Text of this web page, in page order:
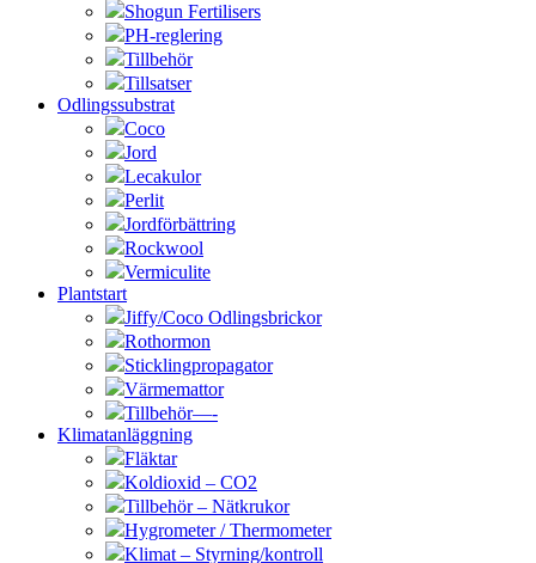
Shogun Fertilisers
PH-reglering
Tillbehör
Tillsatser
Odlingssubstrat
Coco
Jord
Lecakulor
Perlit
Jordförbättring
Rockwool
Vermiculite
Plantstart
Jiffy/Coco Odlingsbrickor
Rothormon
Sticklingpropagator
Värmemattor
Tillbehör—-
Klimatanläggning
Fläktar
Koldioxid – CO2
Tillbehör – Nätkrukor
Hygrometer / Thermometer
Klimat – Styrning/kontroll